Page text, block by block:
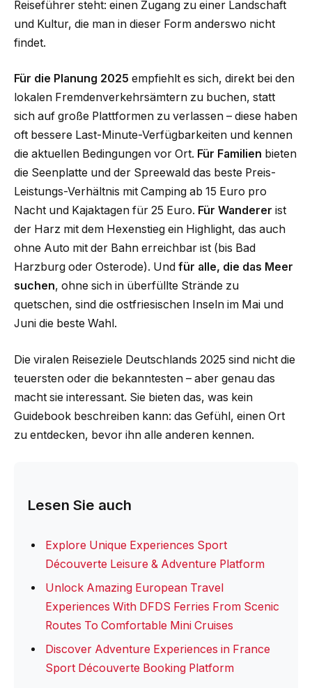
Reiseführer steht: einen Zugang zu einer Landschaft
und Kultur, die man in dieser Form anderswo nicht
findet.
Für die Planung 2025 empfiehlt es sich, direkt bei den
lokalen Fremdenverkehrsämtern zu buchen, statt
sich auf große Plattformen zu verlassen – diese haben
oft bessere Last-Minute-Verfügbarkeiten und kennen
die aktuellen Bedingungen vor Ort. Für Familien bieten
die Seenplatte und der Spreewald das beste Preis-
Leistungs-Verhältnis mit Camping ab 15 Euro pro
Nacht und Kajaktagen für 25 Euro. Für Wanderer ist
der Harz mit dem Hexenstieg ein Highlight, das auch
ohne Auto mit der Bahn erreichbar ist (bis Bad
Harzburg oder Osterode). Und für alle, die das Meer
suchen, ohne sich in überfüllte Strände zu
quetschen, sind die ostfriesischen Inseln im Mai und
Juni die beste Wahl.
Die viralen Reiseziele Deutschlands 2025 sind nicht die
teuersten oder die bekanntesten – aber genau das
macht sie interessant. Sie bieten das, was kein
Guidebook beschreiben kann: das Gefühl, einen Ort
zu entdecken, bevor ihn alle anderen kennen.
Lesen Sie auch
Explore Unique Experiences Sport
Découverte Leisure & Adventure Platform
Unlock Amazing European Travel
Experiences With DFDS Ferries From Scenic
Routes To Comfortable Mini Cruises
Discover Adventure Experiences in France
Sport Découverte Booking Platform